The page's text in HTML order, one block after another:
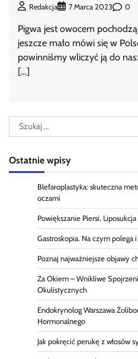
Redakcja 7 Marca 2023 0
Pigwa jest owocem
jeszcze mało mówi się w
powinniśmy wliczyć ją do
[…]
Szukaj:
Ostatnie wpisy
Blefaroplastyka: skuteczna
oczami
Powiększanie Piersi,
Gastroskopia. Na czym polega
Poznaj najważniejsze objawy
Za Okiem – Wnikliwe
Okulistycznych
Endokrynolog Warszawa
Hormonalnego
Jak pokręcić perukę z włosów